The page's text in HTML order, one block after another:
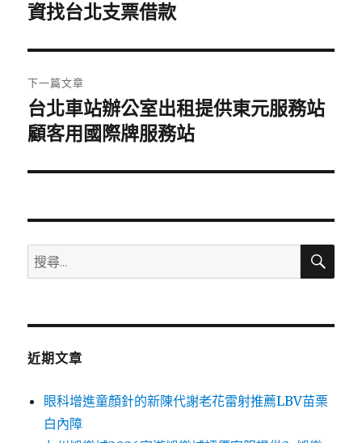
導
覽
一
文
章:
資找台北支票借款
下一篇文章
下
一
文
台北車站辦公室出租提供東元服務站
顧客用國際牌服務站
搜
尋
鍵
搜
近期文章
眼科增進童顏針的新陳代謝老花雷射推薦LBV苗栗
白內障